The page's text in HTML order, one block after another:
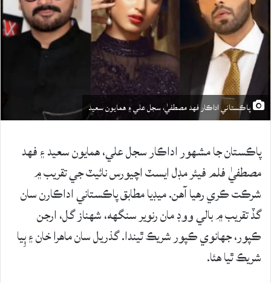
پاڪستاني اداڪار فهد مصطفيٰ، سجل علي ۽ همايون سعيد
پاڪستان جا مشهور اداڪار سجل علي، همايون سعيد ۽ فهد
مصطفيٰ فلم فيئر مڊل ايسٽ اچيورس نائيٽ جي تقريب ۾
شرڪت ڪري رهيا آهن. ميڊيا مطابق پاڪستاني اداڪارن سان
گڏ تقريب ۾ بالي ووڊ مان رنوير سنگهه، شهناز گل، ارجن
ڪپور، جهانوي ڪپور شريڪ ٿيندا. گذريل سان ماهرا خان ۽ ٻِيا
شريڪ ٿيا هئا.